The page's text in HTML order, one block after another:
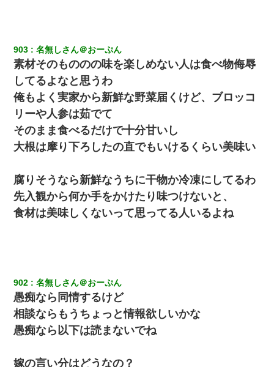
【不幸な結婚式】新郎親族「ブスのくせにドレスなんか着ちゃっ
てさ～ほんと恥ずかしいわよね～（大声」新郎両親「！！！（土
下座」→ 結果・・・
デパートの外商『私さんだと名乗る女が、ツケで宝石を買おうと
していて…』私「！？」→ 翌日。ママ友たちの様子が微妙におか
しくなり・・・
17年飼っていた犬が亡くなった。鼻水垂らし嗚咽する私に、猫が
近づいて頭突きをしてきて…
嫁が涙声で『会いたいね』とか言っているのが聞こえた。俺「こ
んな時間に誰と電話してんの？」嫁「ごめんなさい…！（大号
泣」俺（キターー）→
た。
嘘をついてフリン旅行へ出かけた嫁→翌日、嫁「ただいま～」旦
那「娘がシんだよ。何度も連絡したのに…」嫁「えっ」→なん
と・・・
903 名無しさん＠おーぷん
素材そのもののの味を楽しめない人は食べ物侮辱
してるよなと思うわ
俺もよく実家から新鮮な野菜届くけど、ブロッコ
リーや人参は茹でて
そのまま食べるだけで十分甘いし
大根は摩り下ろしたの直でもいけるくらい美味い
腐りそうなら新鮮なうちに干物か冷凍にしてるわ
先入観から何か手をかけたり味つけないと、
食材は美味しくないって思ってる人いるよね
902 名無しさん＠おーぷん
愚痴なら同情するけど
相談ならもうちょっと情報欲しいかな
愚痴なら以下は読まないでね
嫁の言い分はどうなの？